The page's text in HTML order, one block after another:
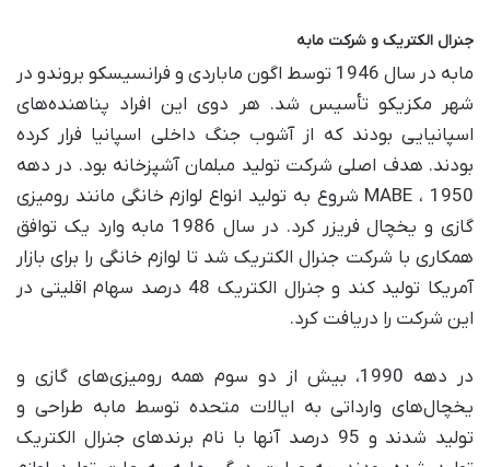
جنرال الکتریک و شرکت مابه
مابه در سال 1946 توسط اگون ماباردی و فرانسیسکو بروندو در
شهر مکزیکو تأسیس شد. هر دوی این افراد پناهنده‌های
اسپانیایی بودند که از آشوب جنگ داخلی اسپانیا فرار کرده
بودند. هدف اصلی شرکت تولید مبلمان آشپزخانه بود. در دهه
1950 ، MABE شروع به تولید انواع لوازم خانگی مانند رومیزی
گازی و یخچال فریزر کرد. در سال 1986 مابه وارد یک توافق
همکاری با شرکت جنرال الکتریک شد تا لوازم خانگی را برای بازار
آمریکا تولید کند و جنرال الکتریک 48 درصد سهام اقلیتی در
این شرکت را دریافت کرد.
در دهه 1990، بیش از دو سوم همه رومیزی‌های گازی و
یخچال‌های وارداتی به ایالات متحده توسط مابه طراحی و
تولید شدند و 95 درصد آنها با نام برندهای جنرال الکتریک